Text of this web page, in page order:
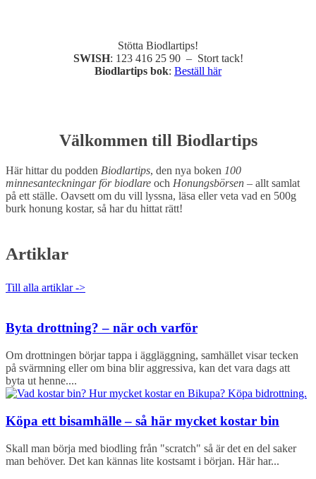
Stötta Biodlartips!
SWISH: 123 416 25 90 – Stort tack!
Biodlartips bok: Beställ här
Välkommen till Biodlartips
Här hittar du podden Biodlartips, den nya boken 100
minnesanteckningar för biodlare och Honungsbörsen – allt samlat
på ett ställe. Oavsett om du vill lyssna, läsa eller veta vad en 500g
burk honung kostar, så har du hittat rätt!
Artiklar
Till alla artiklar ->
Byta drottning? – när och varför
Om drottningen börjar tappa i äggläggning, samhället visar tecken
på svärmning eller om bina blir aggressiva, kan det vara dags att
byta ut henne....
Köpa ett bisamhälle – så här mycket kostar bin
Skall man börja med biodling från "scratch" så är det en del saker
man behöver. Det kan kännas lite kostsamt i början. Här har...